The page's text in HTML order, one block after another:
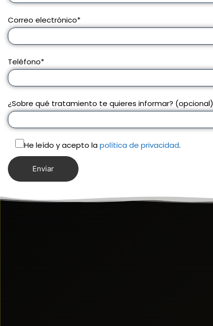
Correo electrónico*
Teléfono*
¿Sobre qué tratamiento te quieres informar? (opcional)
He leído y acepto lapolítica de privacidad.